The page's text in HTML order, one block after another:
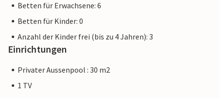
Betten für Erwachsene: 6
Betten für Kinder: 0
Anzahl der Kinder frei (bis zu 4 Jahren): 3
Einrichtungen
Privater Aussenpool : 30 m2
1 TV